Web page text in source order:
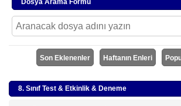
Dosya Arama Formu
Son Eklenenler Haftanın Enleri
8. Sınıf Test & Etkinlik & Deneme